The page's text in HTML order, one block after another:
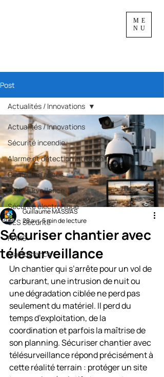
ME
NU
Post
Actualités / Innovations
Sécurité incendie
Alarme et détection intrusion
Contrôle d'accès
Vidéosurveillance
Sécurité électronique
SES Sécurité
PPMS
Maintenance
Actualités / Innovations
Sécuriser chantier avec
télésurveillance
Guillaume MASSIAS
28 avr.6 min de lecture
Un chantier qui s’arrête pour un vol de
carburant, une intrusion de nuit ou
une dégradation ciblée ne perd pas
seulement du matériel. Il perd du
temps d’exploitation, de la
coordination et parfois la maîtrise de
son planning. Sécuriser chantier avec
télésurveillance répond précisément à
cette réalité terrain : protéger un site